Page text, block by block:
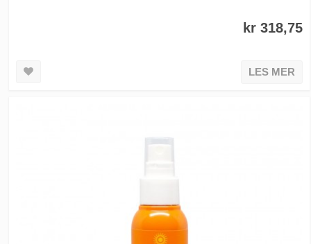
kr 318,75
LES MER